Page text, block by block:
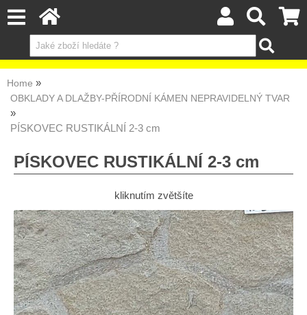
Home
OBKLADY A DLAŽBY-PŘÍRODNÍ KÁMEN NEPRAVIDELNÝ TVAR
PÍSKOVEC RUSTIKÁLNÍ 2-3 cm
PÍSKOVEC RUSTIKÁLNÍ 2-3 cm
kliknutím zvětšíte